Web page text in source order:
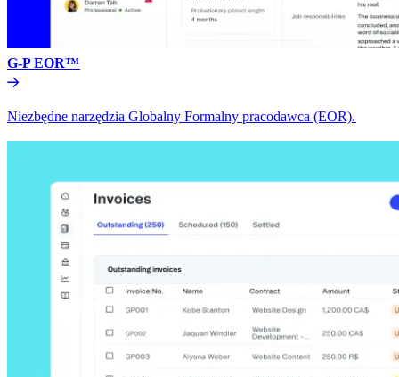
G-P EOR™​​
Niezbędne narzędzia Globalny Formalny pracodawca (EOR).​​